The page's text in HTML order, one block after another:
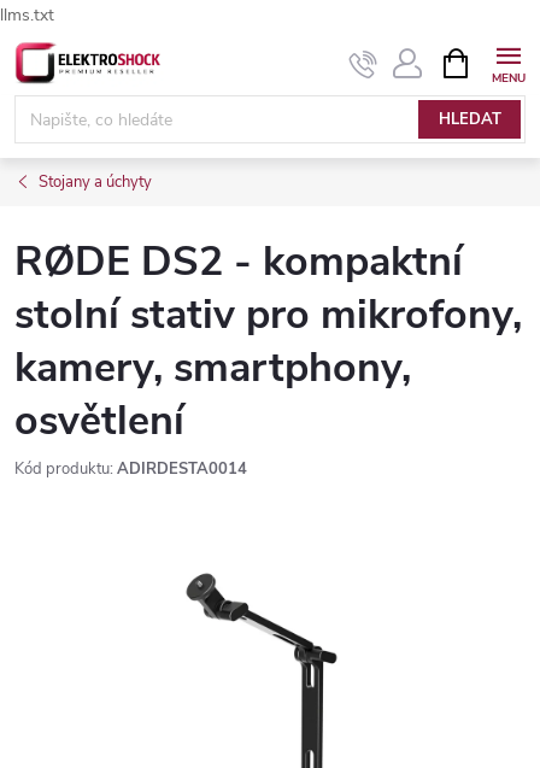
llms.txt
Přejít
na
obsah
HLEDAT
NÁKUPNÍ
KOŠÍK
Stojany a úchyty
RØDE DS2 - kompaktní
stolní stativ pro mikrofony,
kamery, smartphony,
osvětlení
Kód produktu: ADIRDESTA0014
Elektroshock.cz - Chat